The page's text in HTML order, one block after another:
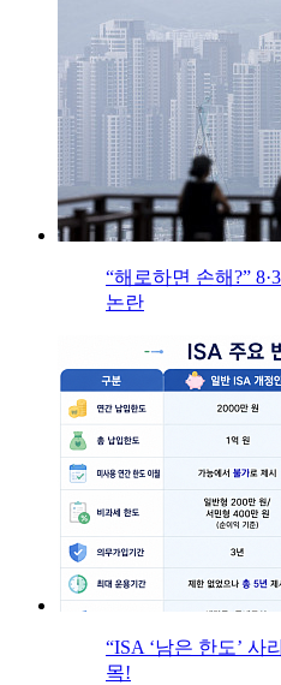
“해로하면 손해?”
논란
“ISA ‘남은 한도’ 사
목!